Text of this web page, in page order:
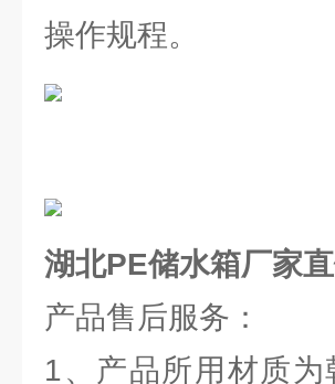
操作规程。
湖北PE储水箱厂家
产品售后服务：
1、产品所用材质